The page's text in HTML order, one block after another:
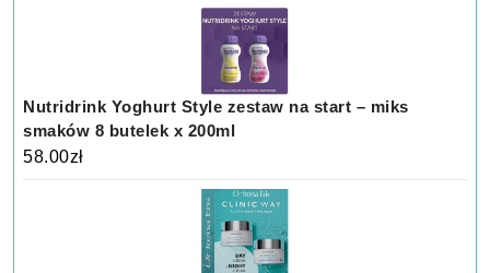
Nutridrink Yoghurt Style zestaw na start – miks
smaków 8 butelek x 200ml
58.00zł